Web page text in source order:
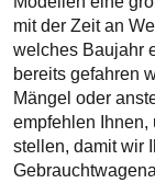
mit der Zeit an
welches Baujahr
bereits gefahren
Mängel oder
empfehlen Ihnen,
stellen, damit wir